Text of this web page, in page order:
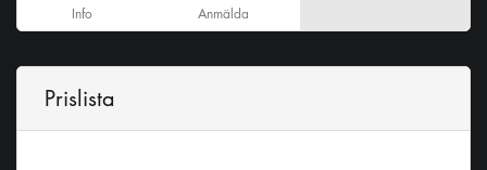
Info Anmälda
Prislista